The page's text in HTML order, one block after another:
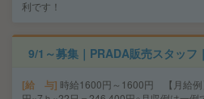
利です！
9/1～募集｜PRADA販売スタッフ
給 与 時給1600円～1600円 【月給例